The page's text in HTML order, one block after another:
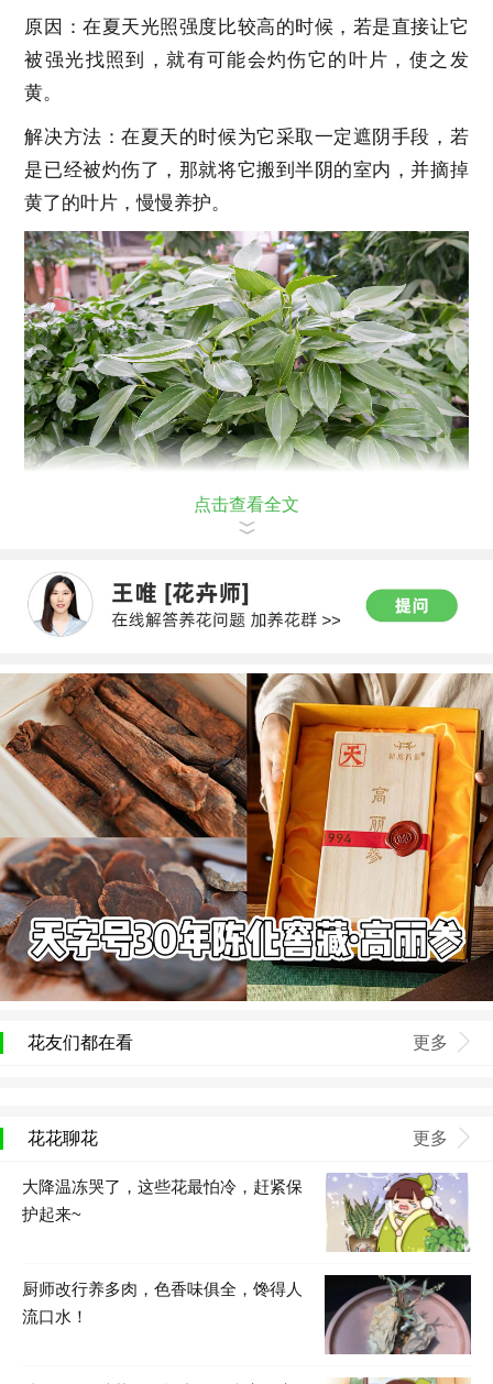
原因：在夏天光照强度比较高的时候，若是直接让它
被强光找照到，就有可能会灼伤它的叶片，使之发
黄。
解决方法：在夏天的时候为它采取一定遮阴手段，若
是已经被灼伤了，那就将它搬到半阴的室内，并摘掉
黄了的叶片，慢慢养护。
点击查看全文
花友们都在看 更多
花花聊花 更多
大降温冻哭了，这些花最怕冷，赶紧保
护起来~
厨师改行养多肉，色香味俱全，馋得人
流口水！